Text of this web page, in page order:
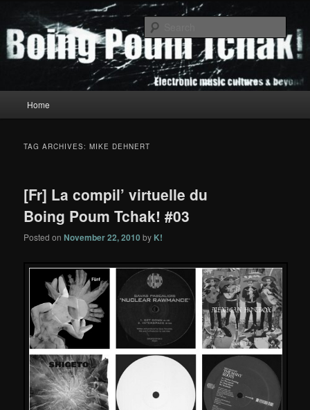
primary
content
secondary
contentBoing Poum Tchak!
Home
TAG ARCHIVES:MIKE DEHNERT
[Fr] La compil’ virtuelle du
Boing Poum Tchak! #03
Posted onNovember 22, 2010 by K!